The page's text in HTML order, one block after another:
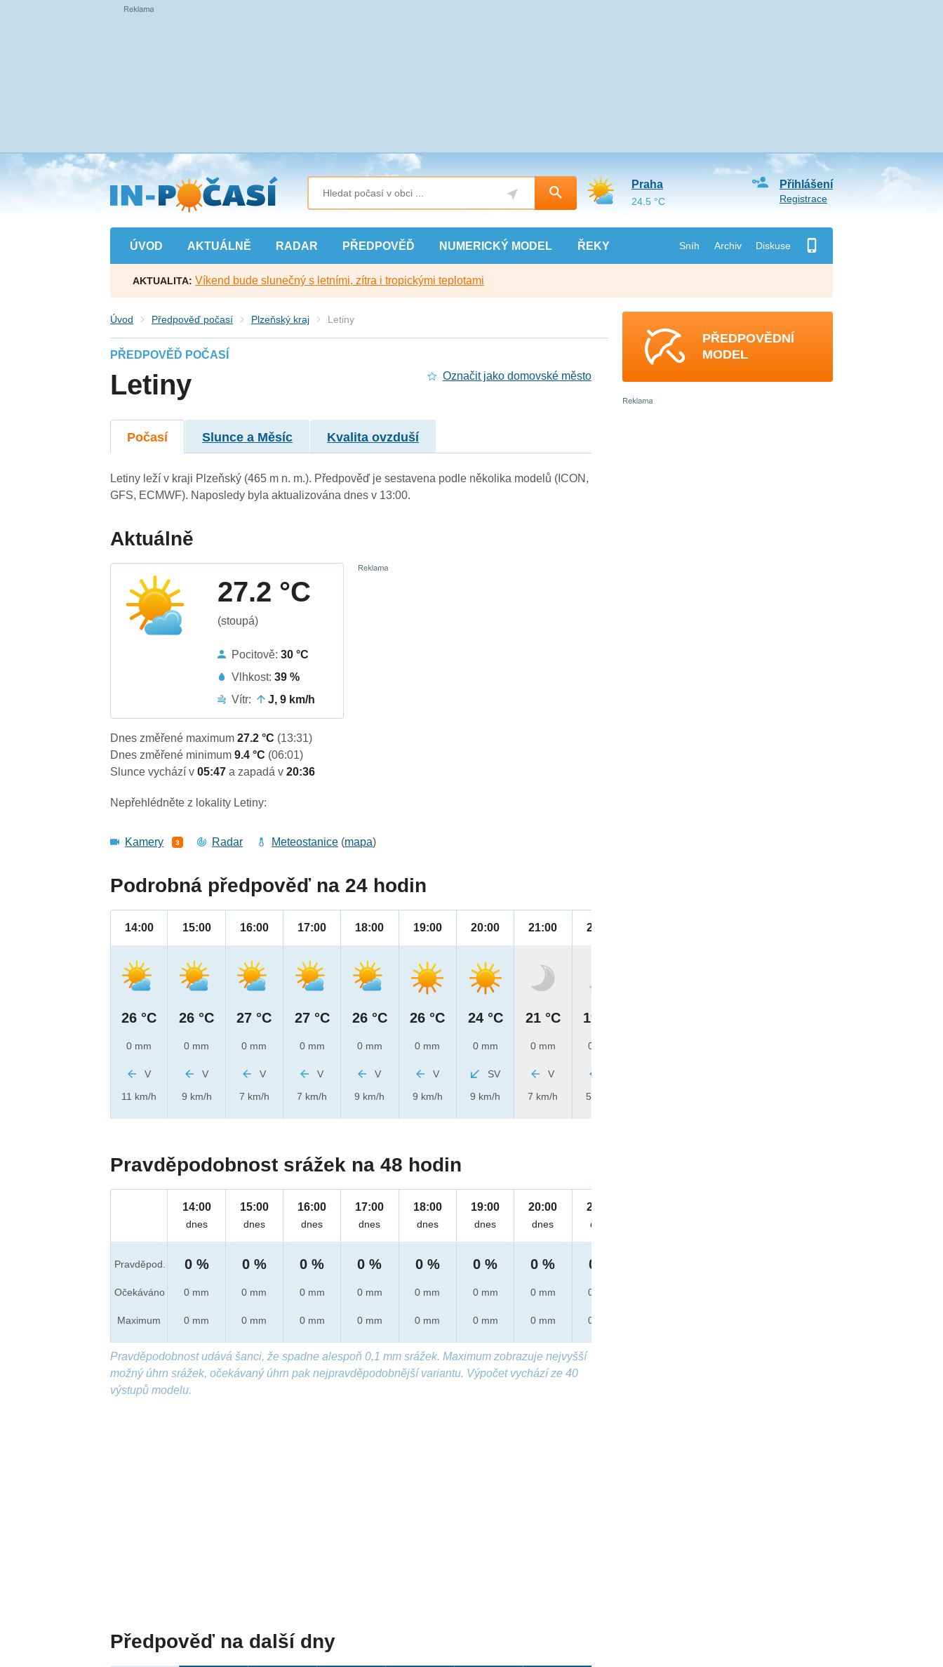
Přejít
na
hlavní
obsah
ÚVOD AKTUÁLNĚ RADAR PŘEDPOVĚĎ NUMERICKÝ MODEL ŘEKY Sníh Archiv Diskuse
Přihlášení
Registrace
Praha
24.5 °C
AKTUALITA: Víkend bude slunečný s letními, zítra i tropickými teplotami
Úvod Předpověď počasí Plzeňský kraj Letiny
PŘEDPOVĚĎ POČASÍ
Letiny Označit jako domovské město
Počasí Slunce a Měsíc Kvalita ovzduší
Letiny leží v kraji Plzeňský (465 m n. m.). Předpověď je sestavena podle několika modelů (ICON,
GFS, ECMWF). Naposledy byla aktualizována dnes v 13:00.
Aktuálně
27.2 °C
(stoupá)
Pocitově:30 °C
Vlhkost:39 %
Vítr:
J, 9 km/h
Dnes změřené maximum27.2 °C (13:31)
Dnes změřené minimum9.4 °C (06:01)
Slunce vychází v05:47a zapadá v20:36
Nepřehlédněte z lokality Letiny:
Kamery 3 Radar Meteostanice (mapa)
Podrobná předpověď na 24 hodin
14:00
26 °C
0 mm
V
11 km/h
15:00
26 °C
0 mm
V
9 km/h
16:00
27 °C
0 mm
V
7 km/h
17:00
27 °C
0 mm
V
7 km/h
18:00
26 °C
0 mm
V
9 km/h
19:00
26 °C
0 mm
V
9 km/h
20:00
24 °C
0 mm
SV
9 km/h
21:00
21 °C
0 mm
V
7 km/h
22:00
19 °C
0 mm
5 km/h
Pravděpodobnost srážek na 48 hodin
Pravděpod.
Očekáváno
Maximum
14:00
dnes
0 %
0 mm
0 mm
15:00
dnes
0 %
0 mm
0 mm
16:00
dnes
0 %
0 mm
0 mm
17:00
dnes
0 %
0 mm
0 mm
18:00
dnes
0 %
0 mm
0 mm
19:00
dnes
0 %
0 mm
0 mm
20:00
dnes
0 %
0 mm
0 mm
21:00
dnes
0 %
0 mm
0 mm
Pravděpodobnost udává šanci, že spadne alespoň 0,1 mm srážek. Maximum zobrazuje nejvyšší
možný úhrn srážek, očekávaný úhrn pak nejpravděpodobnější variantu. Výpočet vychází ze 40
výstupů modelu.
Předpověď na další dny
PŘEDPOVĚDNÍ
MODEL